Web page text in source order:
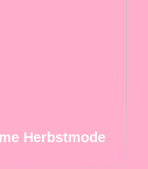
Herbstmode